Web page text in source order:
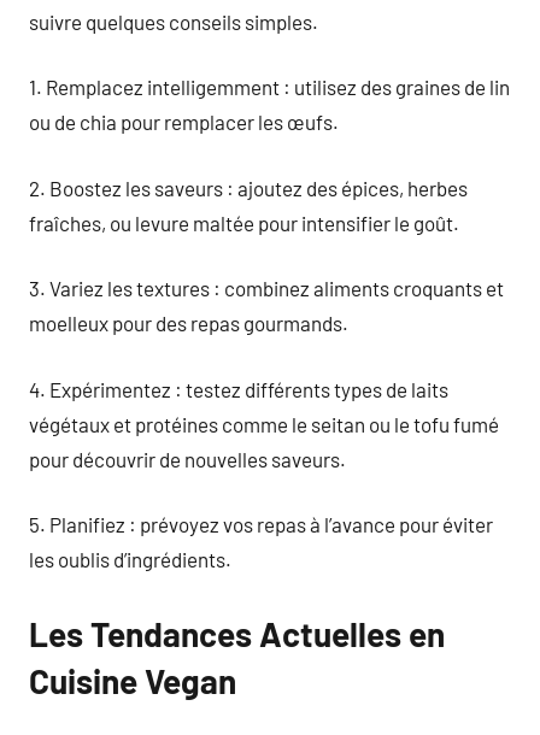
suivre quelques conseils simples.
1. Remplacez intelligemment : utilisez des graines de lin
ou de chia pour remplacer les œufs.
2. Boostez les saveurs : ajoutez des épices, herbes
fraîches, ou levure maltée pour intensifier le goût.
3. Variez les textures : combinez aliments croquants et
moelleux pour des repas gourmands.
4. Expérimentez : testez différents types de laits
végétaux et protéines comme le seitan ou le tofu fumé
pour découvrir de nouvelles saveurs.
5. Planifiez : prévoyez vos repas à l’avance pour éviter
les oublis d’ingrédients.
Les Tendances Actuelles en
Cuisine Vegan